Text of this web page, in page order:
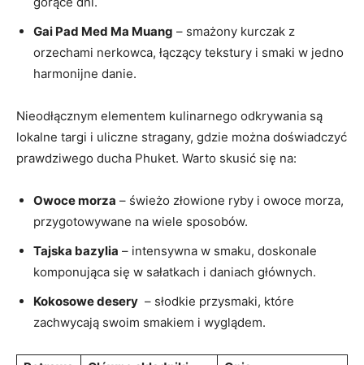
Gai Pad Med Ma Muang – smażony kurczak ​z
orzechami nerkowca, ​łączący tekstury i smaki w​ jedno
harmonijne ‌danie.
Nieodłącznym elementem kulinarnego odkrywania są​
lokalne targi ‌i uliczne stragany, gdzie można doświadczyć
⁣prawdziwego ducha Phuket. Warto skusić się na:
Owoce ⁢morza –‍ świeżo ⁣złowione ryby i owoce morza,
przygotowywane ‌na wiele sposobów.
Tajska bazylia – intensywna w smaku, doskonale
komponująca ⁢się w sałatkach i ‌daniach głównych.
Kokosowe desery ⁢ –⁣ słodkie​ przysmaki, które
⁢zachwycają swoim⁤ smakiem i wyglądem.